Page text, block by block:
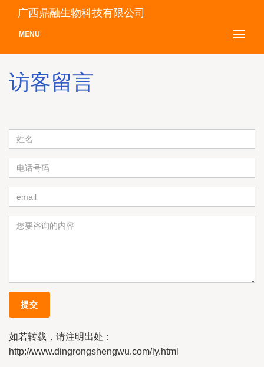
广西鼎融生物科技有限公司
MENU
访客留言
如若转载，请注明出处：
http://www.dingrongshengwu.com/ly.html